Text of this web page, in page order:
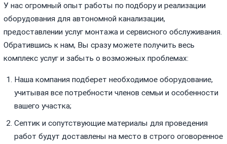
У нас огромный опыт работы по подбору и реализации
оборудования для автономной канализации,
предоставлении услуг монтажа и сервисного обслуживания.
Обратившись к нам, Вы сразу можете получить весь
комплекс услуг и забыть о возможных проблемах:
Наша компания подберет необходимое оборудование,
учитывая все потребности членов семьи и особенности
вашего участка;
Септик и сопутствующие материалы для проведения
работ будут доставлены на место в строго оговоренное